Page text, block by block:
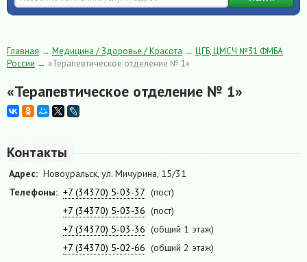
Главная → Медицина / Здоровье / Красота → ЦГБ, ЦМСЧ №31 ФМБА
России → «Терапевтическое отделение № 1»
«Терапевтическое отделение № 1»
Контакты
Адрес: Новоуральск, ул. Мичурина, 15/31
Телефоны: +7 (34370) 5-03-37 (пост)
+7 (34370) 5-03-36 (пост)
+7 (34370) 5-03-36 (общий 1 этаж)
+7 (34370) 5-02-66 (общий 2 этаж)